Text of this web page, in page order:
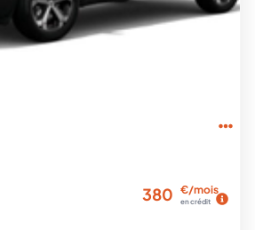
380 €/mois
en crédit